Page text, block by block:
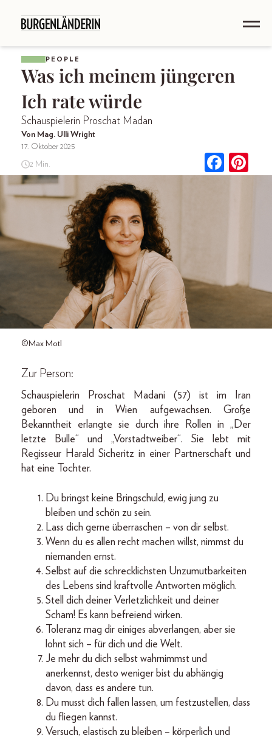
PEOPLE
Was ich meinem jüngeren
Ich rate würde
Schauspielerin Proschat Madan
Von Mag. Ulli Wright
17. Oktober 2025
2 Min.
©Max Motl
Zur Person:
Schauspielerin Proschat Madani (57) ist im Iran
geboren und in Wien aufgewachsen. Große
Bekanntheit erlangte sie durch ihre Rollen in „Der
letzte Bulle“ und „Vorstadtweiber“. Sie lebt mit
Regisseur Harald Sicheritz in einer Partnerschaft und
hat eine Tochter.
Du bringst keine Bringschuld, ewig jung zu
bleiben und schön zu sein.
Lass dich gerne überraschen – von dir selbst.
Wenn du es allen recht machen willst, nimmst du
niemanden ernst.
Selbst auf die schrecklichsten Unzumutbarkeiten
des Lebens sind kraftvolle Antworten möglich.
Stell dich deiner Verletzlichkeit und deiner
Scham! Es kann befreiend wirken.
Toleranz mag dir einiges abverlangen, aber sie
lohnt sich – für dich und die Welt.
Je mehr du dich selbst wahrnimmst und
anerkennst, desto weniger bist du abhängig
davon, dass es andere tun.
Du musst dich fallen lassen, um festzustellen, dass
du fliegen kannst.
Versuch, elastisch zu bleiben – körperlich und